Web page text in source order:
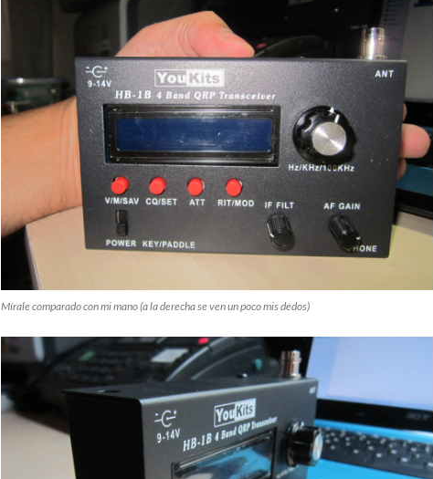
Mírale comparado con mi mano (a la derecha se ven un poco mis dedos)